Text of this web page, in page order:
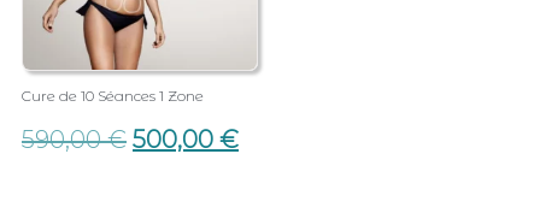
Cure de 10 Séances 1 Zone
590,00€ 500,00 €